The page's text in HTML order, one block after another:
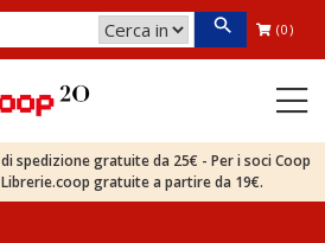
(0)
spedizione gratuite da 25€ - Per i soci Coop
gratuite a partire da 19€.